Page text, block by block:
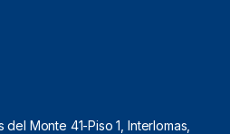
Monte 41-Piso 1, Interlomas,